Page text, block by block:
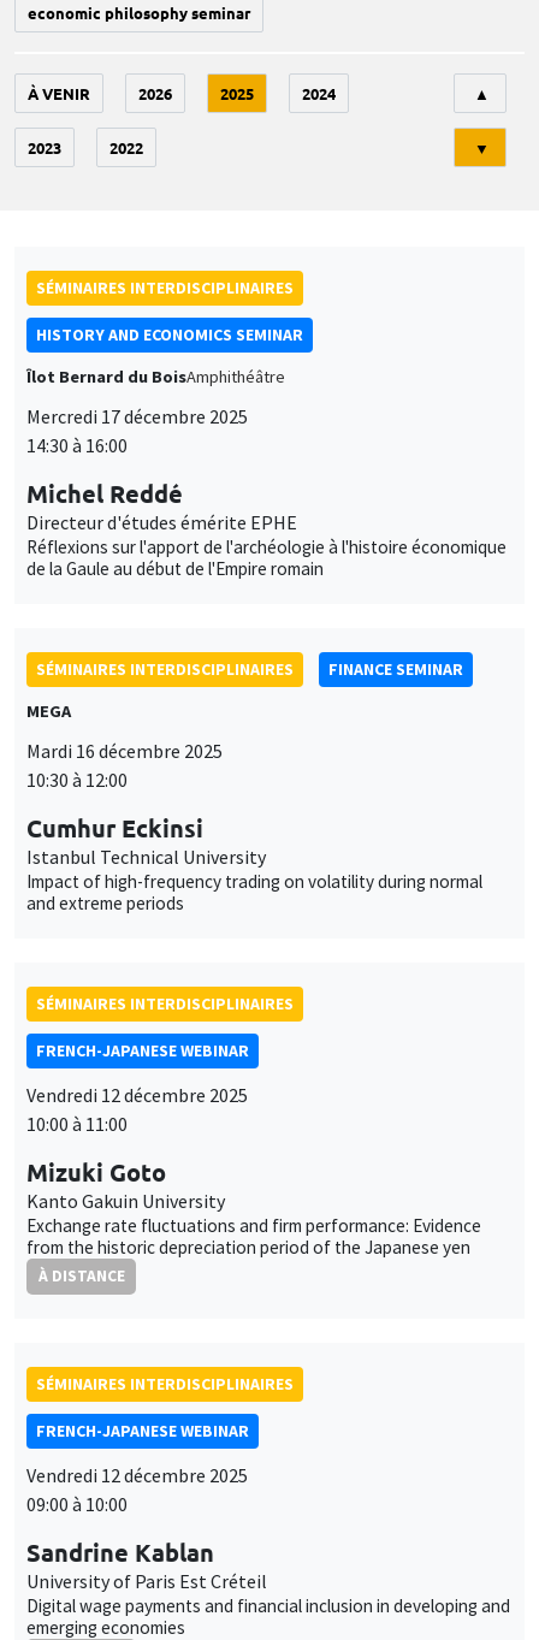
economic philosophy seminar
À VENIR 2026 2025 2024
2023 2022
▲
▼
SÉMINAIRES INTERDISCIPLINAIRES
HISTORY AND ECONOMICS SEMINAR
Îlot Bernard du BoisAmphithéâtre
Mercredi 17 décembre 2025
14:30 à 16:00
Michel Reddé
Directeur d'études émérite EPHE
Réflexions sur l'apport de l'archéologie à l'histoire économique
de la Gaule au début de l'Empire romain
SÉMINAIRES INTERDISCIPLINAIRES
FINANCE SEMINAR
MEGA
Mardi 16 décembre 2025
10:30 à 12:00
Cumhur Eckinsi
Istanbul Technical University
Impact of high-frequency trading on volatility during normal
and extreme periods
SÉMINAIRES INTERDISCIPLINAIRES
FRENCH-JAPANESE WEBINAR
Vendredi 12 décembre 2025
10:00 à 11:00
Mizuki Goto
Kanto Gakuin University
Exchange rate fluctuations and firm performance: Evidence
from the historic depreciation period of the Japanese yen
À DISTANCE
SÉMINAIRES INTERDISCIPLINAIRES
FRENCH-JAPANESE WEBINAR
Vendredi 12 décembre 2025
09:00 à 10:00
Sandrine Kablan
University of Paris Est Créteil
Digital wage payments and financial inclusion in developing and
emerging economies